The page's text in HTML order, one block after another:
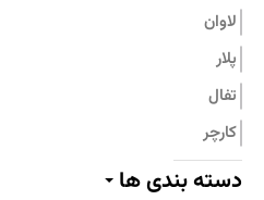
لاوان
پلار
تفال
کارچر
پیلو
دسته بندی ها